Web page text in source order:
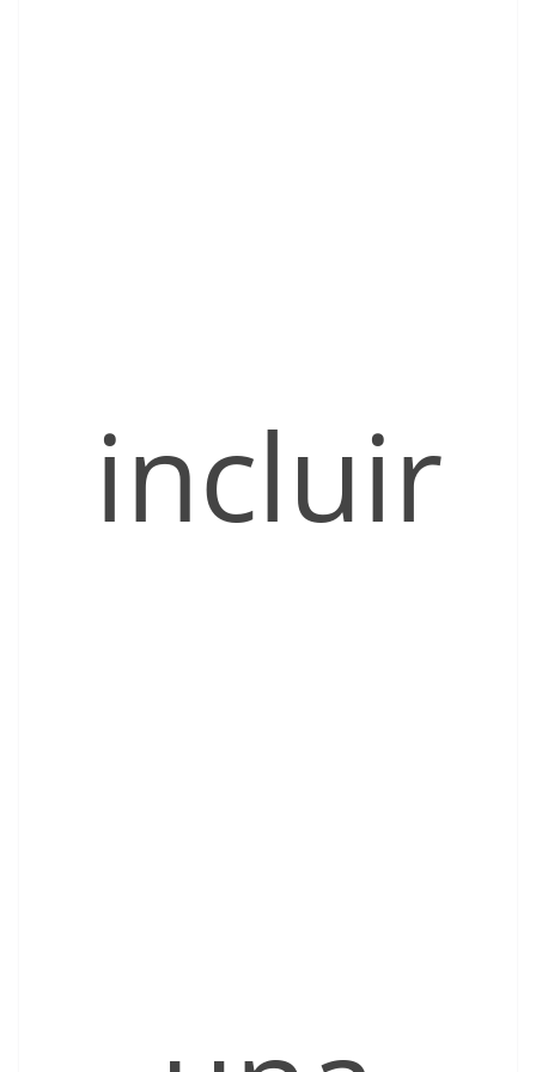
incluir